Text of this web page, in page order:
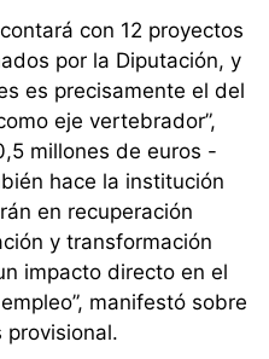
con 12 proyectos
por la Diputación, y
es precisamente el del
eje vertebrador”,
millones de euros -
hace la institución
en recuperación
y transformación
impacto directo en el
manifestó sobre
provisional.